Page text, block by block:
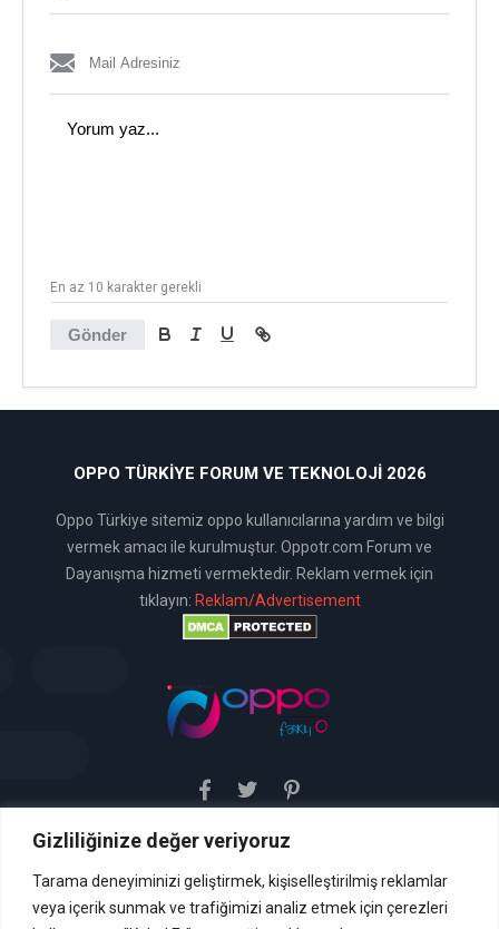
Gizliliğinize değer veriyoruz
Tarama deneyiminizi geliştirmek, kişiselleştirilmiş reklamlar
veya içerik sunmak ve trafiğimizi analiz etmek için çerezleri
Gönder
En az 10 karakter gerekli
OPPO TÜRKIYE FORUM VE TEKNOLOJI 2026
Oppo Türkiye sitemiz oppo kullanıcılarına yardım ve bilgi
vermek amacı ile kurulmuştur. Oppotr.com Forum ve
Dayanışma hizmeti vermektedir. Reklam vermek için
tıklayın: Reklam/Advertisement
Sitemiz uyar / kaldır prensibini benimsemiştir. Sitemiz,
hizmetini vermektedir. Bu yasaya göre, Site yönetimi
hukuka aykırı içerikleri kontrol etme yükümlülüğü yoktur. Bu
nedenle, web sitemiz uyar / kaldır prensibini